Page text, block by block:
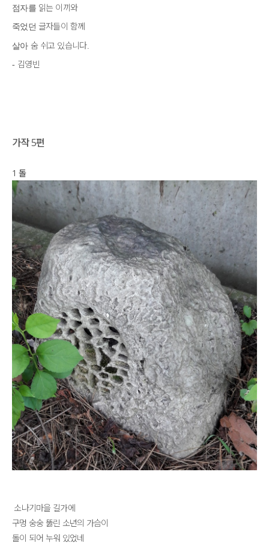
점자를 읽는 이끼와
죽었던 글자들이 함께
살아 숨 쉬고 있습니다.
- 김영빈
가작 5편
1 돌
소나기마을 길가에
구멍 숭숭 뚫린 소년의 가슴이
돌이 되어 누워 있었네